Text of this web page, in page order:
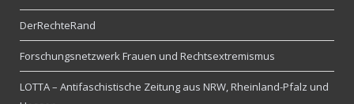
DerRechteRand
Forschungsnetzwerk Frauen und Rechtsextremismus
LOTTA – Antifaschistische Zeitung aus NRW, Rheinland-Pfalz und